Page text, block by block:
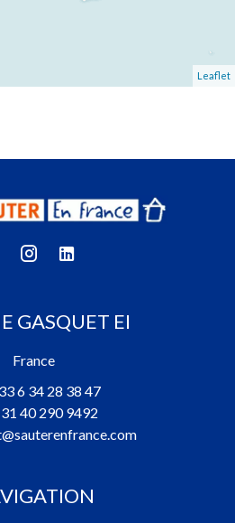
Leaflet
GASQUET EI
France
6 34 28 38 47
40 290 9492